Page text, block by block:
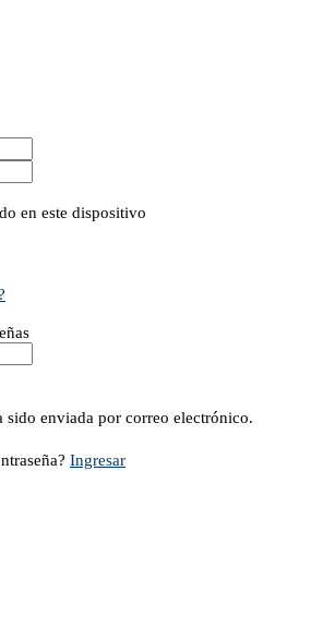
en este dispositivo
sido enviada por correo electrónico.
Ingresar